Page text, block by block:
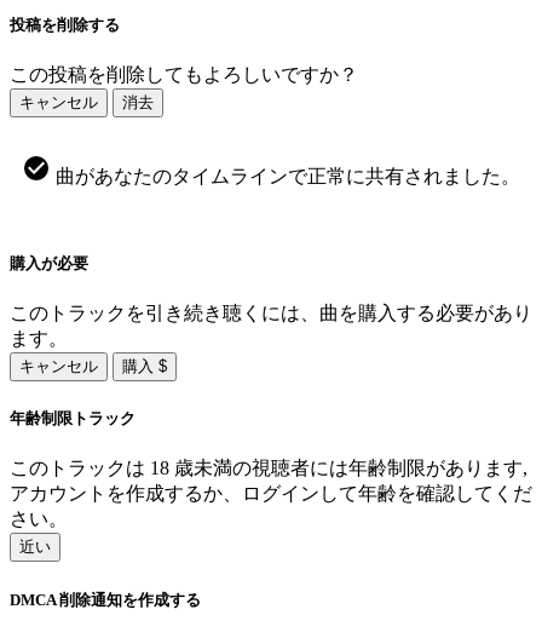
投稿を削除する
この投稿を削除してもよろしいですか？
キャンセル 消去
曲があなたのタイムラインで正常に共有されました。
購入が必要
このトラックを引き続き聴くには、曲を購入する必要があり
ます。
キャンセル 購入 $
年齢制限トラック
このトラックは 18 歳未満の視聴者には年齢制限があります,
アカウントを作成するか、ログインして年齢を確認してくだ
さい。
近い
DMCA 削除通知を作成する